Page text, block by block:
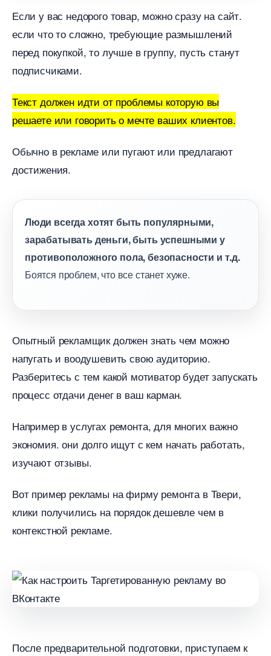
Если у вас недорого товар, можно сразу на сайт.
если что то сложно, требующие размышлений
перед покупкой, то лучше в группу, пусть станут
подписчиками.
Текст должен идти от проблемы которую вы
решаете или говорить о мечте ваших клиентов.
Обычно в рекламе или пугают или предлагают
достижения.
Люди всегда хотят быть популярными,
зарабатывать деньги, быть успешными у
противоположного пола, безопасности и т.д.
Боятся проблем, что все станет хуже.
Опытный рекламщик должен знать чем можно
напугать и воодушевить свою аудиторию.
Разберитесь с тем какой мотиватор будет запускать
процесс отдачи денег в ваш карман.
Например в услугах ремонта, для многих важно
экономия. они долго ищут с кем начать работать,
изучают отзывы.
от пример рекламы на фирму ремонта в Твери,
клики получились на порядок дешевле чем
контекстной рекламе.
После предварительной подготовки, приступаем к